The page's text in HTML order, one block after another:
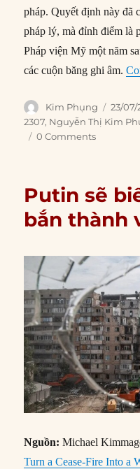
pháp. Quyết định này đã
pháp lý, mà đỉnh điểm là
Pháp viện Mỹ một năm
các cuộn băng ghi âm.
Author
Kim Phụng
on
23/07/
2307, Nguyễn Thị Kim
0 Comments
Putin sẽ
bắn thành
Nguồn: Michael
Turn a Cease-Fire Into a